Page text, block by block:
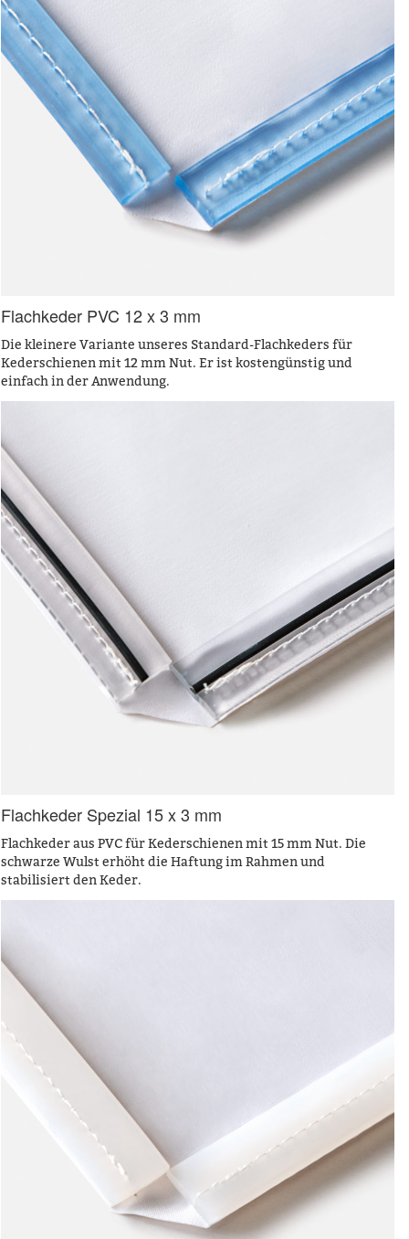
Flachkeder PVC 12 x 3 mm
Die kleinere Variante unseres Standard-Flachkeders für
Kederschienen mit 12 mm Nut. Er ist kostengünstig und
einfach in der Anwendung.
Flachkeder Spezial 15 x 3 mm
Flachkeder aus PVC für Kederschienen mit 15 mm Nut. Die
schwarze Wulst erhöht die Haftung im Rahmen und
stabilisiert den Keder.